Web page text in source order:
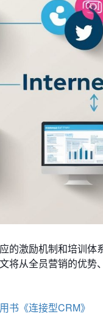
的激励机制和培训
将从全员营销的优
书《连接型CRM》